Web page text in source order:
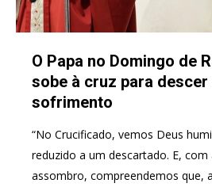
O Papa no Domingo de
sobe à cruz para
sofrimento
“No Crucificado, vemos Deus
reduzido a um descartado. E, com
assombro, compreendemos que,